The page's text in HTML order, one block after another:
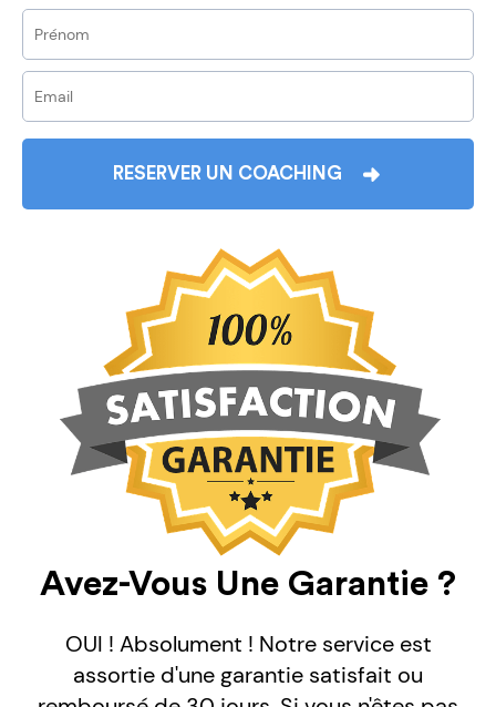
RESERVER UN COACHING
Avez-Vous Une Garantie ?
OUI ! Absolument ! Notre service est
assortie d'une garantie satisfait ou